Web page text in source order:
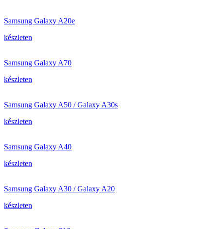
Samsung Galaxy A20e
készleten
Samsung Galaxy A70
készleten
Samsung Galaxy A50 / Galaxy A30s
készleten
Samsung Galaxy A40
készleten
Samsung Galaxy A30 / Galaxy A20
készleten